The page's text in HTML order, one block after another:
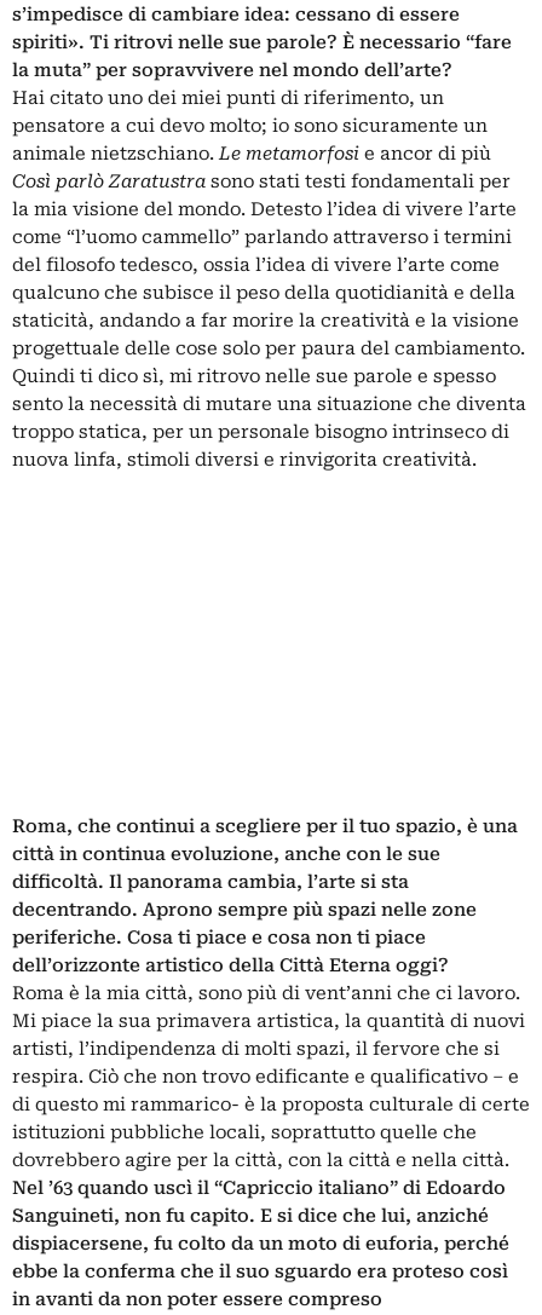
s’impedisce di cambiare idea: cessano di essere
spiriti». Ti ritrovi nelle sue parole? È necessario “fare
la muta” per sopravvivere nel mondo dell’arte?
Hai citato uno dei miei punti di riferimento, un
pensatore a cui devo molto; io sono sicuramente un
animale nietzschiano.Le metamorfosi e ancor di più
Così parlò Zaratustra sono stati testi fondamentali per
la mia visione del mondo. Detesto l’idea di vivere l’arte
come “l’uomo cammello” parlando attraverso i termini
del filosofo tedesco, ossia l’idea di vivere l’arte come
qualcuno che subisce il peso della quotidianità e della
staticità, andando a far morire la creatività e la visione
progettuale delle cose solo per paura del cambiamento.
Quindi ti dico sì, mi ritrovo nelle sue parole e spesso
sento la necessità di mutare una situazione che diventa
troppo statica, per un personale bisogno intrinseco di
nuova linfa, stimoli diversi e rinvigorita creatività.
Roma, che continui a scegliere per il tuo spazio, è una
città in continua evoluzione, anche con le sue
difficoltà. Il panorama cambia, l’arte si sta
decentrando. Aprono sempre più spazi nelle zone
periferiche. Cosa ti piace e cosa non ti piace
dell’orizzonte artistico della Città Eterna oggi?
Roma è la mia città, sono più di vent’anni che ci lavoro.
Mi piace la sua primavera artistica, la quantità di nuovi
artisti, l’indipendenza di molti spazi, il fervore che si
respira. Ciò che non trovo edificante e qualificativo – e
di questo mi rammarico- è la proposta culturale di certe
istituzioni pubbliche locali, soprattutto quelle che
dovrebbero agire per la città, con la città e nella città.
Nel ’63 quando uscì il “Capriccio italiano” di Edoardo
Sanguineti, non fu capito. E si dice che lui, anziché
dispiacersene, fu colto da un moto di euforia, perché
ebbe la conferma che il suo sguardo era proteso così
in avanti da non poter essere compreso